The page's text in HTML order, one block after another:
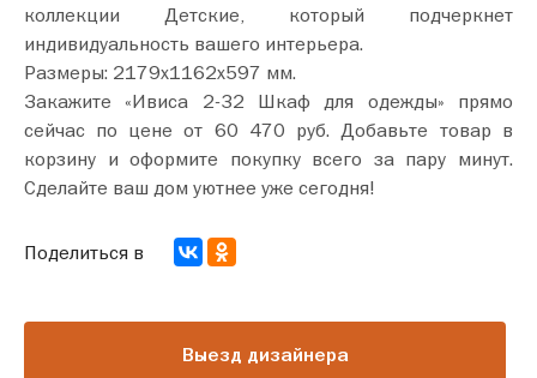
коллекции Детские, который подчеркнет
индивидуальность вашего интерьера.
Размеры: 2179х1162х597 мм.
Закажите «Ивиса 2-32 Шкаф для одежды» прямо
сейчас по цене от 60 470 руб. Добавьте товар в
корзину и оформите покупку всего за пару минут.
Сделайте ваш дом уютнее уже сегодня!
Выезд дизайнера
Поделиться в